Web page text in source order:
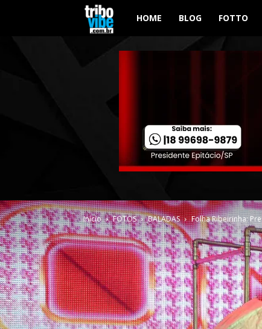
Tribo
Vibe
HOME BLOG FOTTO
Início FOTOS BALADAS Folha Ribeirinha: